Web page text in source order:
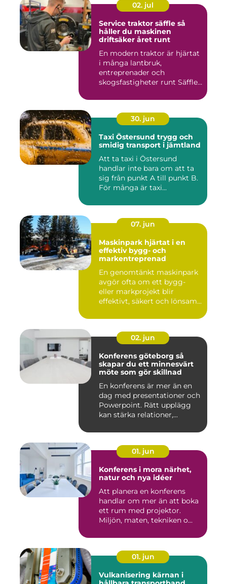
02. jul
Service traktor säffle så
håller du maskinen
driftsäker året runt
En modern traktor är hjärtat
i många lantbruk,
entreprenader och
skogsfastigheter runt Säffle.
30. jun
Taxi Östersund trygg och
smidig transport i jämtland
Att ta taxi i Östersund
handlar inte bara om att ta
sig från punkt A till punkt B.
För många är taxi...
07. jun
Maskinpark hjärtat i en
effektiv bygg- och
markentreprenad
En genomtänkt maskinpark
avgör ofta om ett bygg-
eller markprojekt blir
effektivt, säkert och lönsam...
02. jun
Konferens göteborg så
skapar du ett minnesvärt
möte som gör skillnad
En konferens är mer än en
dag med presentationer och
Powerpoint. Rätt upplägg
kan stärka relationer,...
01. jun
Konferens i mora närhet,
natur och nya idéer
Att planera en konferens
handlar om mer än att boka
ett rum med projektor.
Miljön, maten, tekniken o...
01. jun
Vulkanisering kärnan i